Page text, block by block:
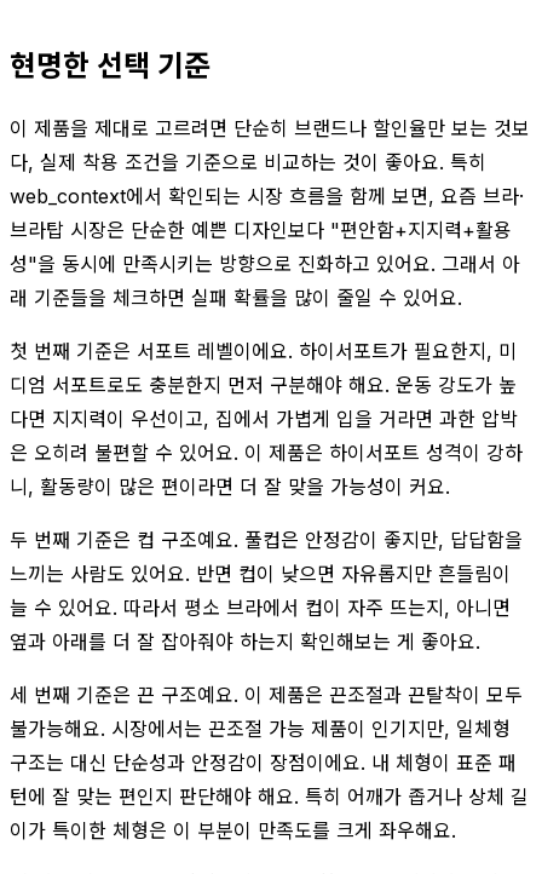
현명한 선택 기준
이 제품을 제대로 고르려면 단순히 브랜드나 할인율만 보는 것보
다, 실제 착용 조건을 기준으로 비교하는 것이 좋아요. 특히
web_context에서 확인되는 시장 흐름을 함께 보면, 요즘 브라·
브라탑 시장은 단순한 예쁜 디자인보다 "편안함+지지력+활용
성"을 동시에 만족시키는 방향으로 진화하고 있어요. 그래서 아
래 기준들을 체크하면 실패 확률을 많이 줄일 수 있어요.
첫 번째 기준은 서포트 레벨이에요. 하이서포트가 필요한지, 미
디엄 서포트로도 충분한지 먼저 구분해야 해요. 운동 강도가 높
다면 지지력이 우선이고, 집에서 가볍게 입을 거라면 과한 압박
은 오히려 불편할 수 있어요. 이 제품은 하이서포트 성격이 강하
니, 활동량이 많은 편이라면 더 잘 맞을 가능성이 커요.
두 번째 기준은 컵 구조예요. 풀컵은 안정감이 좋지만, 답답함을
느끼는 사람도 있어요. 반면 컵이 낮으면 자유롭지만 흔들림이
늘 수 있어요. 따라서 평소 브라에서 컵이 자주 뜨는지, 아니면
옆과 아래를 더 잘 잡아줘야 하는지 확인해보는 게 좋아요.
세 번째 기준은 끈 구조예요. 이 제품은 끈조절과 끈탈착이 모두
불가능해요. 시장에서는 끈조절 가능 제품이 인기지만, 일체형
구조는 대신 단순성과 안정감이 장점이에요. 내 체형이 표준 패
턴에 잘 맞는 편인지 판단해야 해요. 특히 어깨가 좁거나 상체 길
이가 특이한 체형은 이 부분이 만족도를 크게 좌우해요.